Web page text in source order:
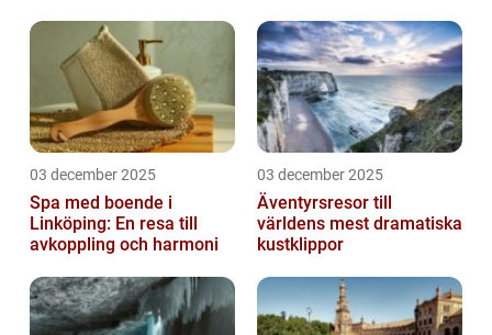
03 december 2025
Spa med boende i
Linköping: En resa till
avkoppling och harmoni
03 december 2025
Äventyrsresor till
världens mest dramatiska
kustklippor